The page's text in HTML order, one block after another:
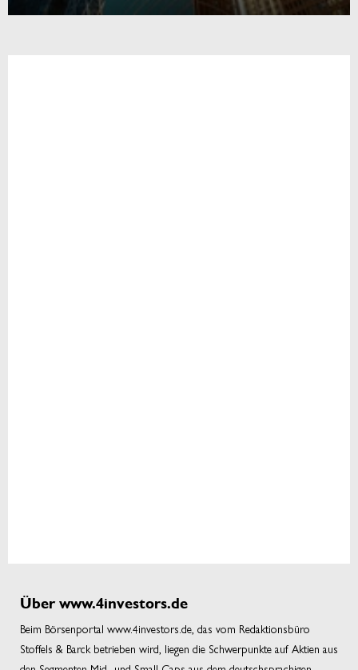
Über www.4investors.de
Beim Börsenportal www.4investors.de, das vom Redaktionsbüro
Stoffels & Barck betrieben wird, liegen die Schwerpunkte auf Aktien aus